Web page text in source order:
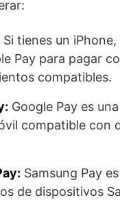
Si tienes un
Pay para pagar
compatibles.
Google Pay es
compatible con
Samsung Pay
de dispositivos